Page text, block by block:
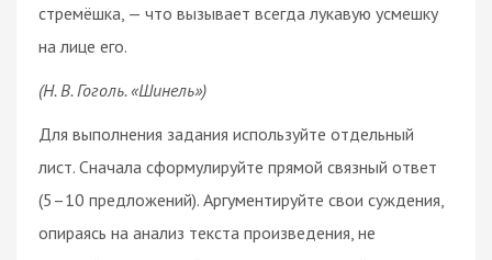
стремёшка, — что вызывает всегда лукавую усмешку
на лице его.
(Н. В. Гоголь. «Шинель»)
Для выполнения задания используйте отдельный
лист. Сначала сформулируйте прямой связный ответ
(5–10 предложений). Аргументируйте свои суждения,
опираясь на анализ текста произведения, не